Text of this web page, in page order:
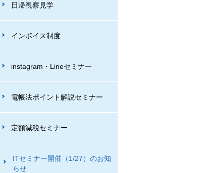
日帰視察見学
インボイス制度
instagram・Lineセミナー
電帳法ポイント解説セミナー
定額減税セミナー
ITセミナー開催（1/27）のお知
らせ